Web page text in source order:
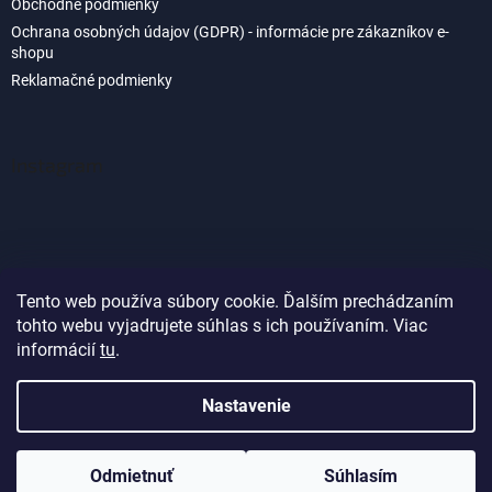
Tento web používa súbory cookie. Ďalším prechádzaním
tohto webu vyjadrujete súhlas s ich používaním. Viac
informácií tu.
Nastavenie
Odmietnuť Súhlasím
Obchodné podmienky
Ochrana osobných údajov (GDPR) - informácie pre zákazníkov e-
shopu
Reklamačné podmienky
Sledovať na Instagrame
Vytvoril Shoptet
Copyright 2026Akvaland.sk . Všetky práva vyhradené.